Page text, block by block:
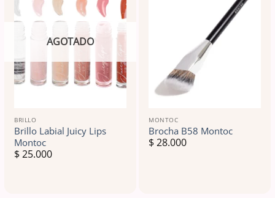
AGOTADO
BRILLO
Brillo Labial Juicy Lips
Montoc
$25.000
MONTOC
Brocha B58 Montoc
$28.000